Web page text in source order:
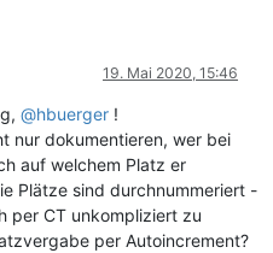
19. Mai 2020, 15:46
@hbuerger !
nur dokumentieren, wer bei
auf welchem Platz er
Plätze sind durchnummeriert -
per CT unkompliziert zu
per Autoincrement?